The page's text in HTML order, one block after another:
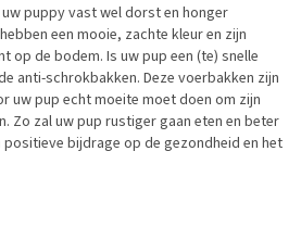
puppy vast wel dorst en honger
een mooie, zachte kleur en zijn
op de bodem. Is uw pup een (te) snelle
anti-schrokbakken. Deze voerbakken zijn
uw pup echt moeite moet doen om zijn
Zo zal uw pup rustiger gaan eten en beter
positieve bijdrage op de gezondheid en het